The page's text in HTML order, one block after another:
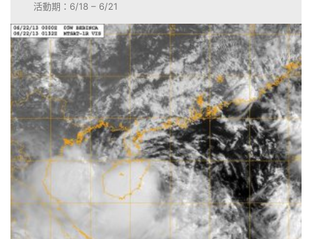
活動期：6/18 – 6/21